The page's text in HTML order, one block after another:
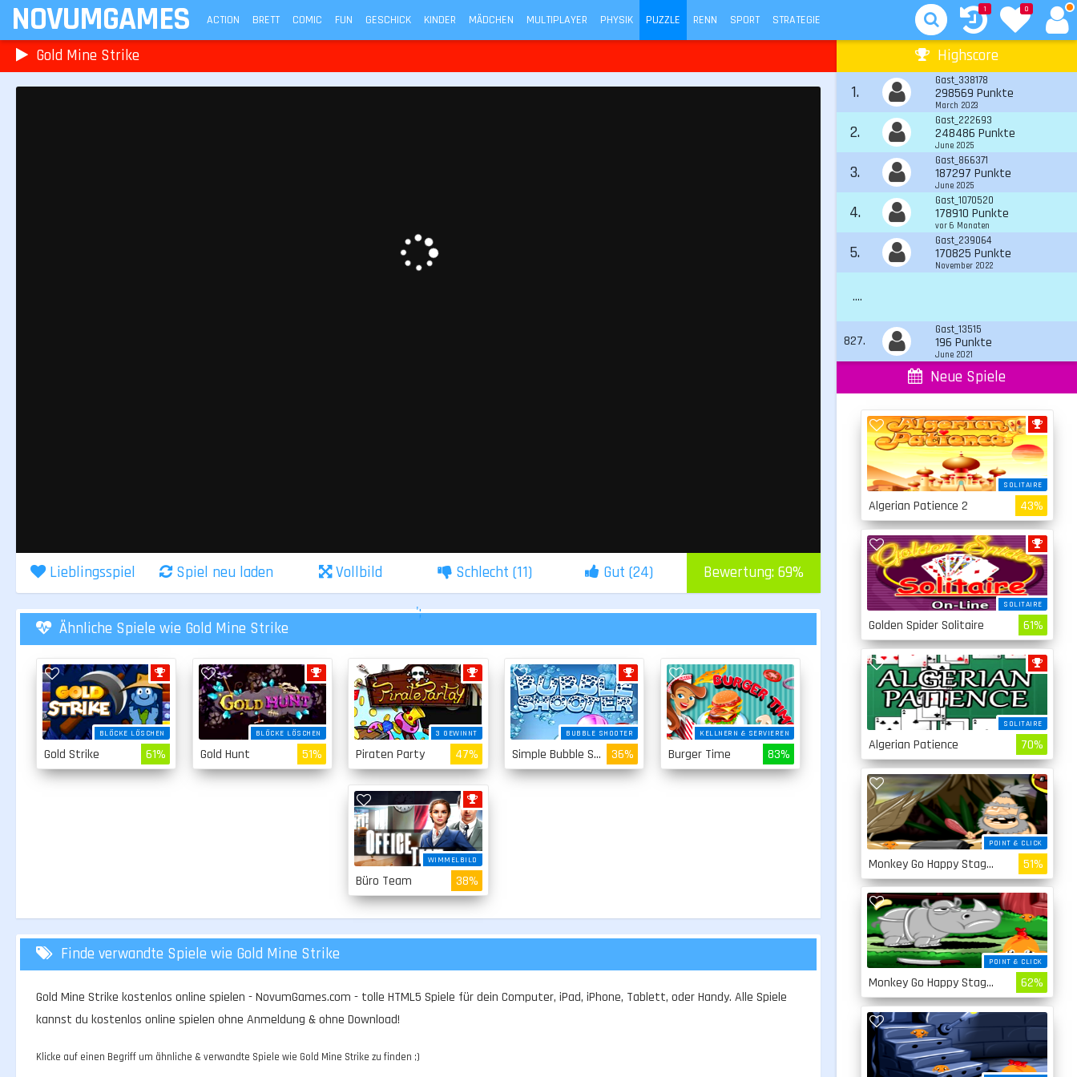
NOVUMGAMES ACTION BRETT COMIC FUN GESCHICK KINDER MÄDCHEN MULTIPLAYER PHYSIK PUZZLE RENN SPORT STRATEGIE
0
1
Gold Mine Strike
Lieblingsspiel Spiel neu laden Vollbild Schlecht (11) Gut (24) Bewertung: 69%
';
Ähnliche Spiele wie Gold Mine Strike
BLÖCKE LÖSCHEN
Gold Strike 61%
BLÖCKE LÖSCHEN
Gold Hunt 51%
3 GEWINNT
Piraten Party 47%
BUBBLE SHOOTER
Simple Bubble Shooter 36%
KELLNERN & SERVIEREN
Burger Time 83%
WIMMELBILD
Büro Team 38%
Finde verwandte Spiele wie Gold Mine Strike
Gold Mine Strike kostenlos online spielen - NovumGames.com - tolle HTML5 Spiele für dein Computer, iPad, iPhone, Tablett, oder Handy. Alle Spiele
kannst du kostenlos online spielen ohne Anmeldung & ohne Download!
Klicke auf einen Begriff um ähnliche & verwandte Spiele wie Gold Mine Strike zu finden ;)
Highscore
1.
Gast_338178
298569 Punkte
March 2023
2.
Gast_222693
248486 Punkte
June 2025
3.
Gast_866371
187297 Punkte
June 2025
4.
Gast_1070520
178910 Punkte
vor 6 Monaten
5.
Gast_239064
170825 Punkte
November 2022
....
827.
Gast_13515
196 Punkte
June 2021
Neue Spiele
SOLITAIRE
Algerian Patience 2 43%
SOLITAIRE
Golden Spider Solitaire 61%
SOLITAIRE
Algerian Patience 70%
POINT & CLICK
Monkey Go Happy Stage 4 51%
POINT & CLICK
Monkey Go Happy Stage 3 62%